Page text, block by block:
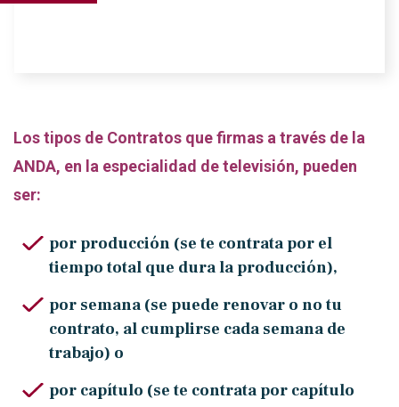
Los tipos de Contratos que firmas a través de la
ANDA, en la especialidad de televisión, pueden
ser:
por producción (se te contrata por el
tiempo total que dura la producción),
por semana (se puede renovar o no tu
contrato, al cumplirse cada semana de
trabajo) o
por capítulo (se te contrata por capítulo